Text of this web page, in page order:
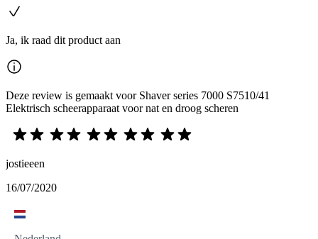
Ja, ik raad dit product aan
Deze review is gemaakt voor Shaver series 7000 S7510/41
Elektrisch scheerapparaat voor nat en droog scheren
jostieeen
16/07/2020